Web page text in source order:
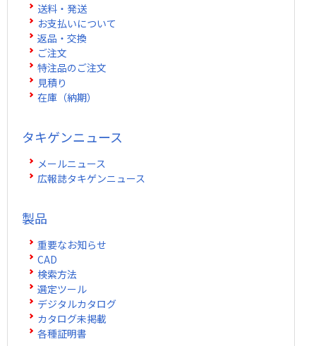
断熱・ライト・ラック
FD・FE
送料・発送
お支払いについて
返品・交換
ご注文
特注品のご注文
見積り
在庫（納期）
タキゲンニュース
メールニュース
広報誌タキゲンニュース
製品
重要なお知らせ
CAD
検索方法
選定ツール
デジタルカタログ
カタログ未掲載
各種証明書